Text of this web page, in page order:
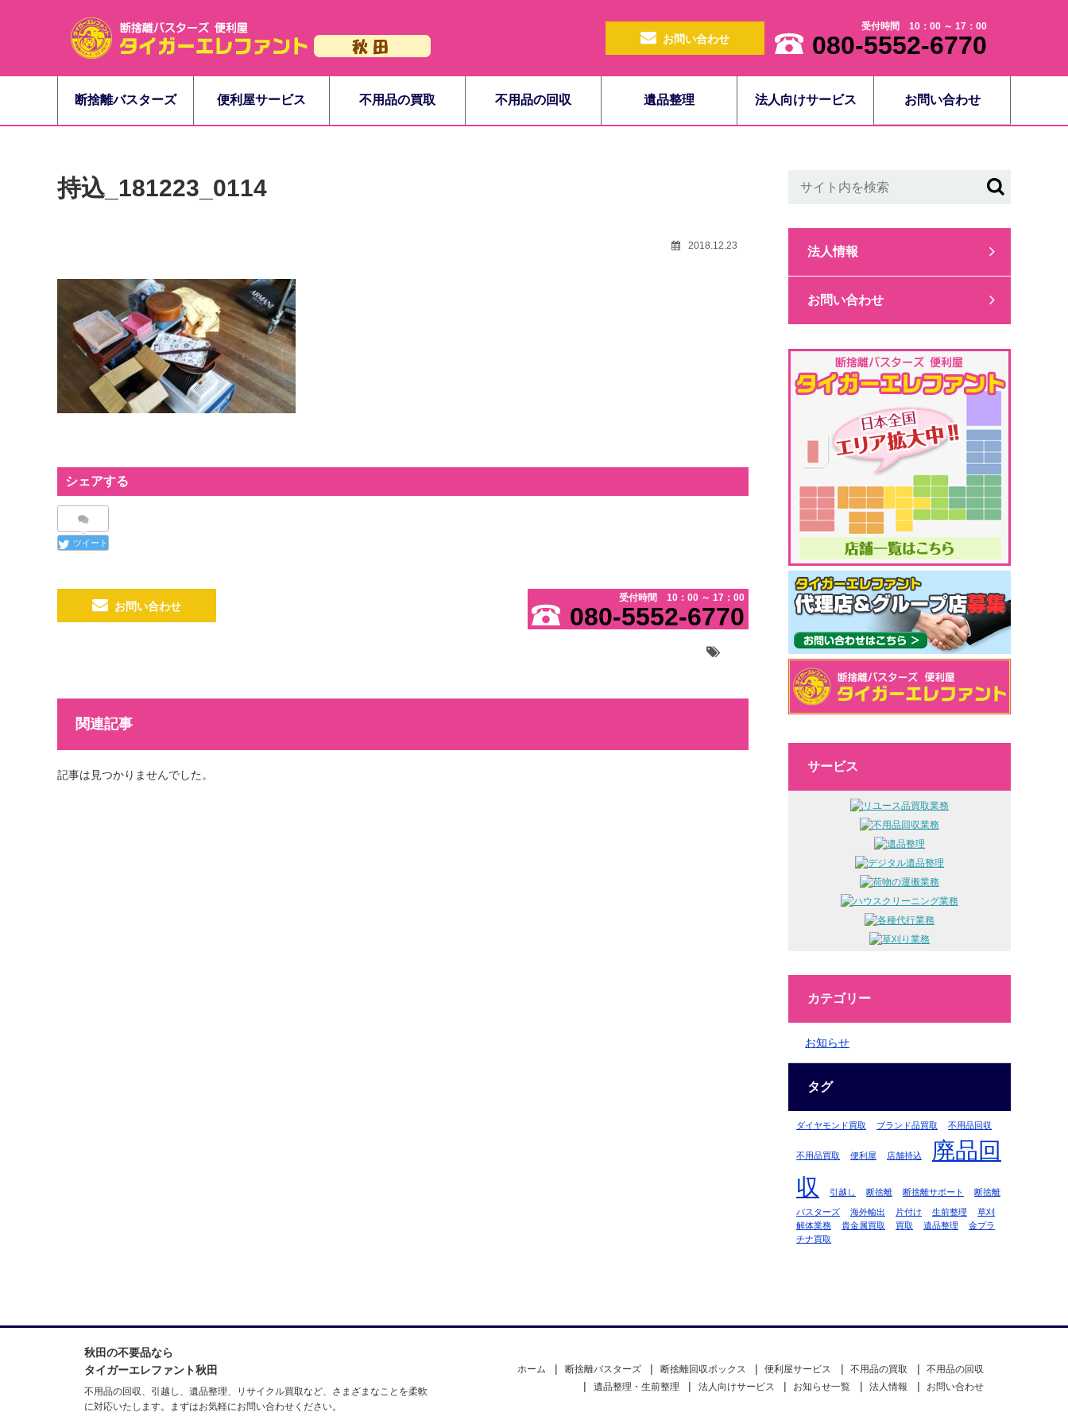
お問い合わせ
受付時間 10：00 ～ 17：00
080-5552-6770
断捨離バスターズ 便利屋サービス 不用品の買取 不用品の回収 遺品整理 法人向けサービス お問い合わせ
持込_181223_0114
2018.12.23
シェアする
ツイート
お問い合わせ
受付時間 10：00 ～ 17：00
080-5552-6770
関連記事
記事は見つかりませんでした。
法人情報
お問い合わせ
サービス
カテゴリー
お知らせ
タグ
ダイヤモンド買取 ブランド品買取 不用品回収
不用品買取 便利屋 店舗持込
廃品回
収
引越し 断捨離 断捨離サポート 断捨離
バスターズ 海外輸出 片付け 生前整理
草刈
解体業務
貴金属買取 買取 遺品整理
金プラ
チナ買取
秋田の不要品なら
タイガーエレファント秋田
不用品の回収、引越し、遺品整理、リサイクル買取など、さまざまなことを柔軟
に対応いたします。まずはお気軽にお問い合わせください。
ホーム 断捨離バスターズ 断捨離回収ボックス 便利屋サービス 不用品の買取
不用品の回収
遺品整理・生前整理
法人向けサービス お知らせ一覧 法人情報 お問い合わせ